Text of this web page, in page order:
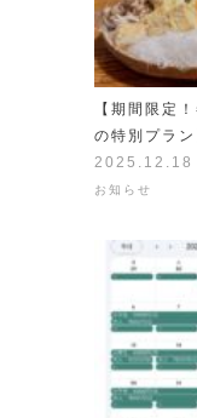
【期間限定
の特別プラン
2025.12.18
お知らせ